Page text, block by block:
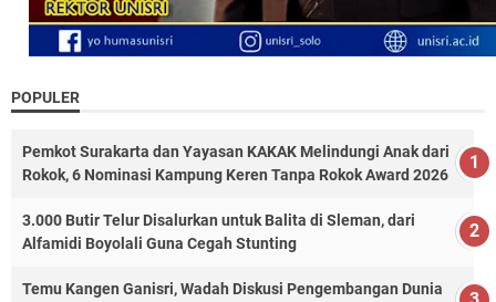
POPULER
Pemkot Surakarta dan Yayasan KAKAK Melindungi Anak dari
Rokok, 6 Nominasi Kampung Keren Tanpa Rokok Award 2026
3.000 Butir Telur Disalurkan untuk Balita di Sleman, dari
Alfamidi Boyolali Guna Cegah Stunting
Temu Kangen Ganisri, Wadah Diskusi Pengembangan Dunia